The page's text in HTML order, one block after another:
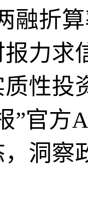
融折
力求
性投
”官方
洞察